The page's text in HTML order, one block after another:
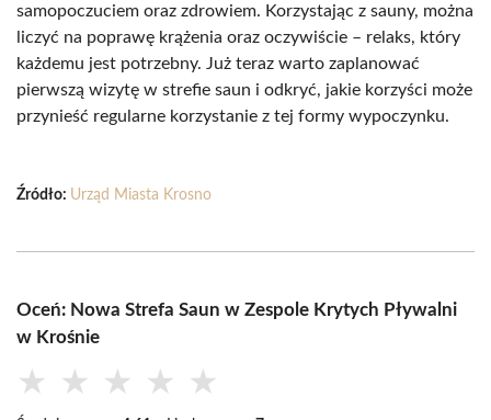
samopoczuciem oraz zdrowiem. Korzystając z sauny, można
liczyć na poprawę krążenia oraz oczywiście – relaks, który
każdemu jest potrzebny. Już teraz warto zaplanować
pierwszą wizytę w strefie saun i odkryć, jakie korzyści może
przynieść regularne korzystanie z tej formy wypoczynku.
Źródło: Urząd Miasta Krosno
Oceń: Nowa Strefa Saun w Zespole Krytych Pływalni
w Krośnie
★ ★ ★ ★ ★